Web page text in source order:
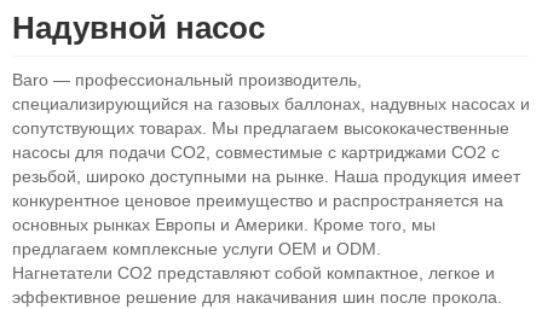
Надувной насос
Baro — профессиональный производитель,
специализирующийся на газовых баллонах, надувных насосах и
сопутствующих товарах. Мы предлагаем высококачественные
насосы для подачи CO2, совместимые с картриджами CO2 с
резьбой, широко доступными на рынке. Наша продукция имеет
конкурентное ценовое преимущество и распространяется на
основных рынках Европы и Америки. Кроме того, мы
предлагаем комплексные услуги OEM и ODM.
Нагнетатели CO2 представляют собой компактное, легкое и
эффективное решение для накачивания шин после прокола.